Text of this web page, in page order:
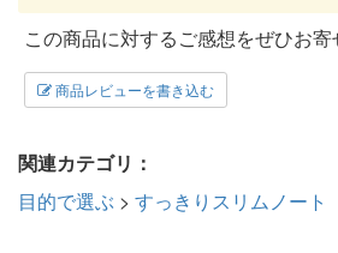
この商品に対するご感想をぜひお寄
商品レビューを書き込む
関連カテゴリ：
目的で選ぶ > すっきりスリムノート